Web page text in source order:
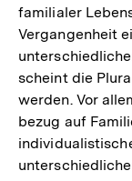
familialer
Vergangenheit
scheint die
werden. Vor
bezug auf